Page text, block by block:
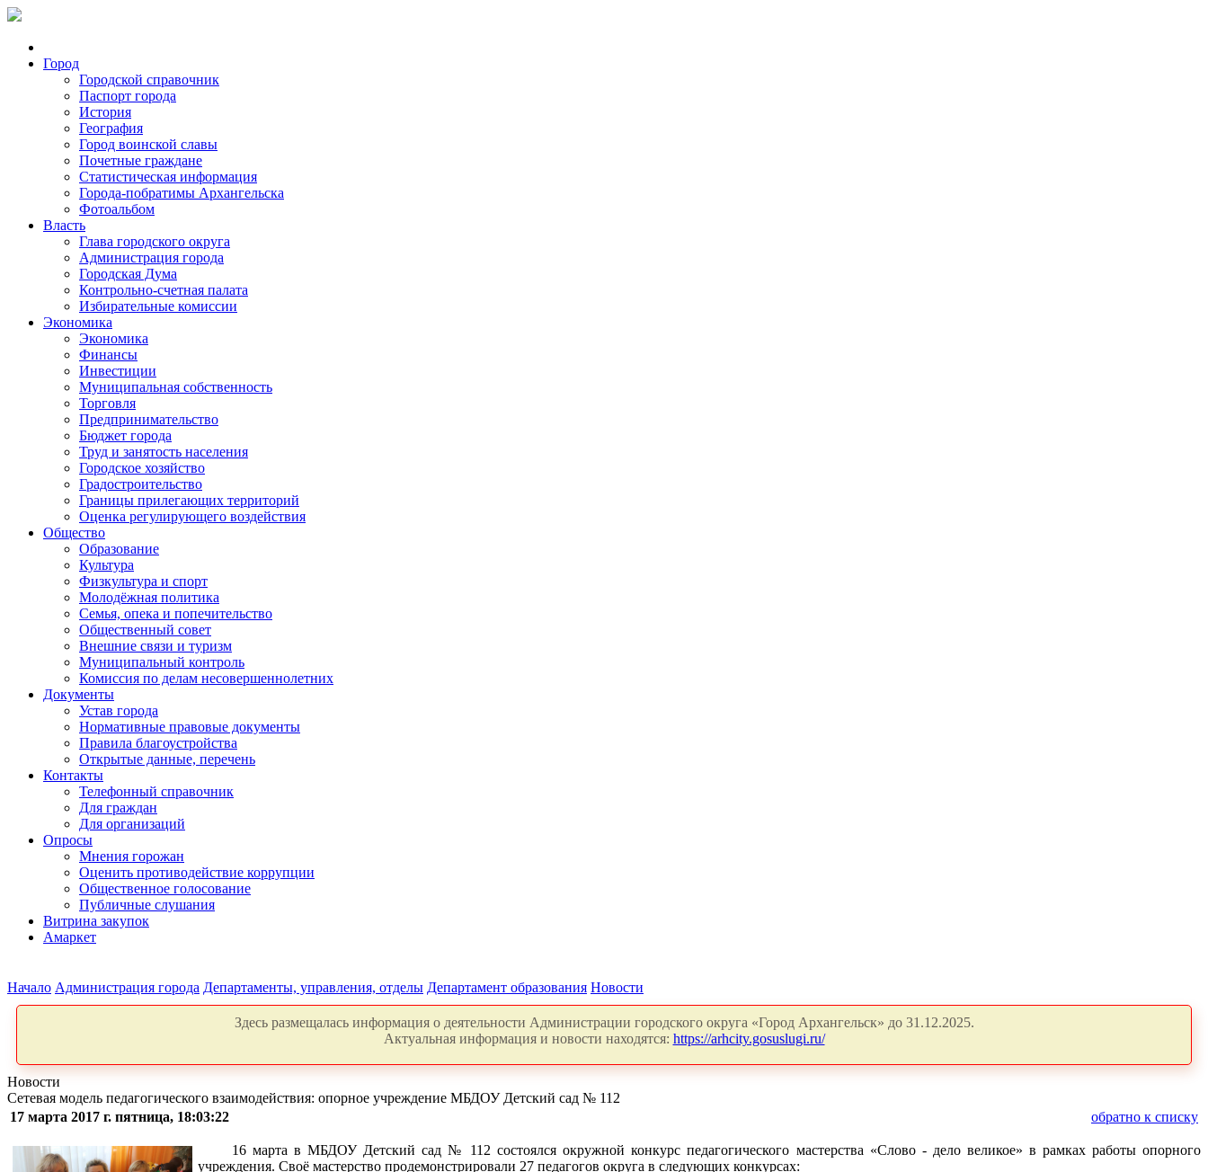
Город
Городской справочник
Паспорт города
История
География
Город воинской славы
Почетные граждане
Статистическая информация
Города-побратимы Архангельска
Фотоальбом
Власть
Глава городского округа
Администрация города
Городская Дума
Контрольно-счетная палата
Избирательные комиссии
Экономика
Экономика
Финансы
Инвестиции
Муниципальная собственность
Торговля
Предпринимательство
Бюджет города
Труд и занятость населения
Городское хозяйство
Градостроительство
Границы прилегающих территорий
Оценка регулирующего воздействия
Общество
Образование
Культура
Физкультура и спорт
Молодёжная политика
Семья, опека и попечительство
Общественный совет
Внешние связи и туризм
Муниципальный контроль
Комиссия по делам несовершеннолетних
Документы
Устав города
Нормативные правовые документы
Правила благоустройства
Открытые данные, перечень
Контакты
Телефонный справочник
Для граждан
Для организаций
Опросы
Мнения горожан
Оценить противодействие коррупции
Общественное голосование
Публичные слушания
Витрина закупок
Амаркет
Начало Администрация города Департаменты, управления, отделы Департамент образования Новости
Здесь размещалась информация о деятельности Администрации городского округа «Город Архангельск» до 31.12.2025.
Актуальная информация и новости находятся: https://arhcity.gosuslugi.ru/
Новости
Сетевая модель педагогического взаимодействия: опорное учреждение МБДОУ Детский сад № 112
17 марта 2017 г. пятница, 18:03:22
обратно к списку
16 марта в МБДОУ Детский сад № 112 состоялся окружной конкурс педагогического мастерства «Слово - дело великое» в рамках работы опорного
учреждения. Своё мастерство продемонстрировали 27 педагогов округа в следующих конкурсах: